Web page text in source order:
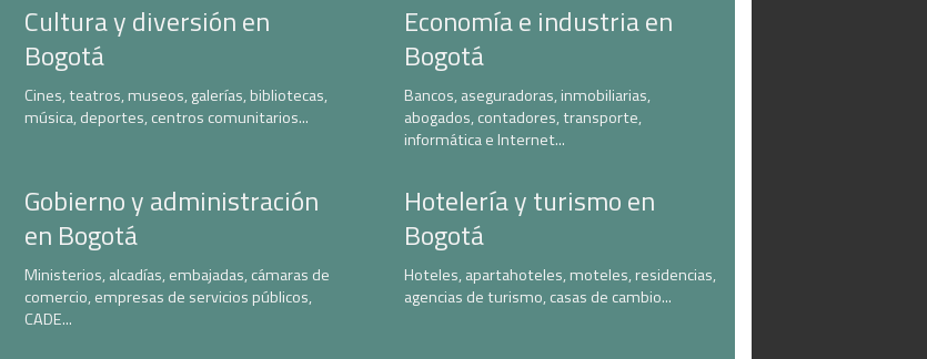
Cultura y diversión en
Bogotá
Cines, teatros, museos, galerías, bibliotecas,
música, deportes, centros comunitarios...
Economía e industria en
Bogotá
Bancos, aseguradoras, inmobiliarias,
abogados, contadores, transporte,
informática e Internet...
Gobierno y administración
en Bogotá
Ministerios, alcadías, embajadas, cámaras de
comercio, empresas de servicios públicos,
CADE...
Hotelería y turismo en
Bogotá
Hoteles, apartahoteles, moteles, residencias,
agencias de turismo, casas de cambio...